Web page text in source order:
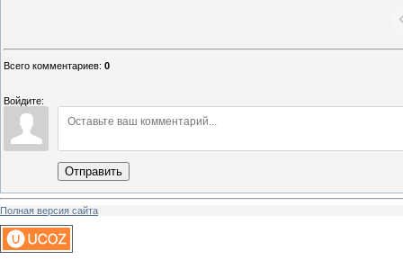
Всего комментариев: 0
Войдите:
Отправить
Полная версия сайта